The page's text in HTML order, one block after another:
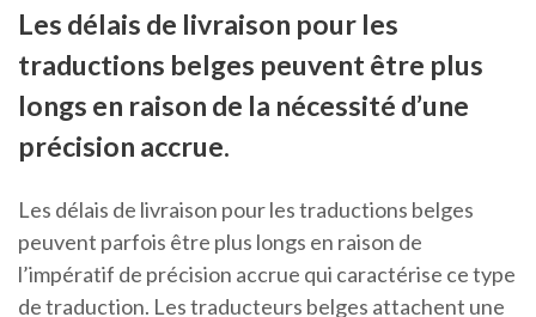
Les délais de livraison pour les
traductions belges peuvent être plus
longs en raison de la nécessité d’une
précision accrue.
Les délais de livraison pour les traductions belges
peuvent parfois être plus longs en raison de
l’impératif de précision accrue qui caractérise ce type
de traduction. Les traducteurs belges attachent une